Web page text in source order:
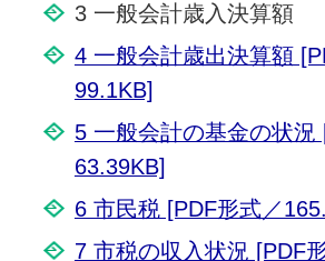
3 一般会計歳入決算額
4 一般会計歳出決算額
99.1KB]
5 一般会計の基金の状況
63.39KB]
6 市民税 [PDF形式／
7 市税の収入状況 [PDF